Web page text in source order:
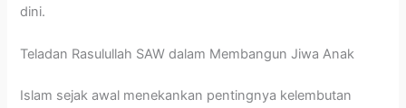
dini.
Teladan Rasulullah SAW dalam Membangun Jiwa Anak
Islam sejak awal menekankan pentingnya kelembutan